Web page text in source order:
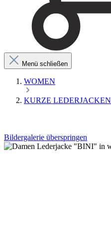
Menü schließen
WOMEN
KURZE LEDERJACKEN
Bildergalerie überspringen